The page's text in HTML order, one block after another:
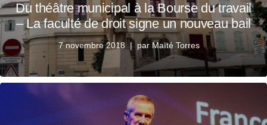
Du théâtre municipal à la Bourse du travail
– La faculté de droit signe un nouveau bail
7 novembre 2018 par Maïté Torres